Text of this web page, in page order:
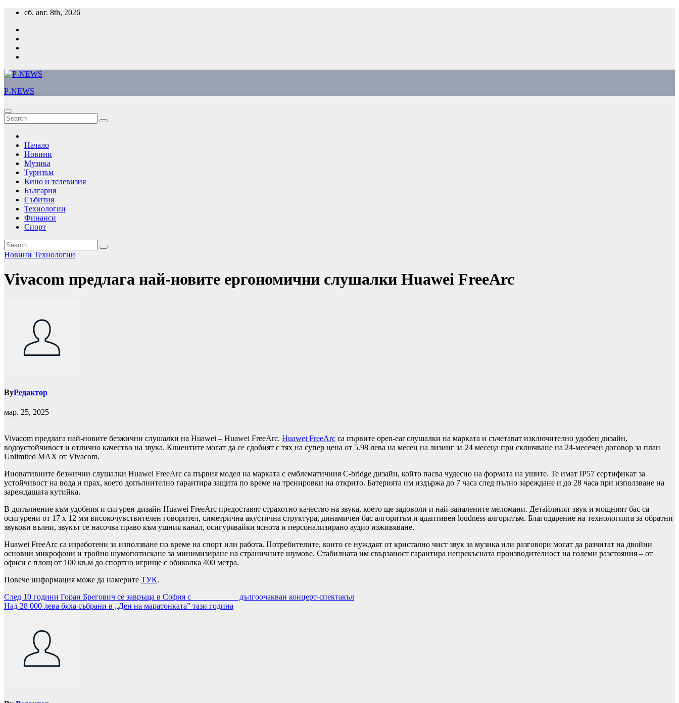
Skip
content
сб. авг. 8th, 2026
P-NEWS
Начало
Новини
Музика
Туризъм
Кино и телевизия
България
Събития
Технологии
Финанси
Спорт
Новини Технологии
Vivacom предлага най-новите ергономични слушалки Huawei FreeArc
ByРедактор
мар. 25, 2025
Vivacom предлага най-новите безжични слушалки на Huawei – Huawei FreeArc. Huawei FreeArc са първите open-ear слушалки на марката и съчетават изключително удобен дизайн,
водоустойчивост и отлично качество на звука. Клиентите могат да се сдобият с тях на супер цена от 5.98 лева на месец на лизинг за 24 месеца при сключване на 24-месечен договор за план
Unlimited MAX от Vivacom.
Иновативните безжични слушалки Huawei FreeArc са първия модел на марката с емблематичния C-bridge дизайн, който пасва чудесно на формата на ушите. Те имат IP57 сертификат за
устойчивост на вода и прах, което допълнително гарантира защита по време на тренировки на открито. Батерията им издържа до 7 часа след пълно зареждане и до 28 часа при използване на
зареждащата кутийка.
В допълнение към удобния и сигурен дизайн Huawei FreeArc предоставят страхотно качество на звука, което ще задоволи и най-запалените меломани. Детайлният звук и мощният бас са
осигурени от 17 x 12 мм високочувствителен говорител, симетрична акустична структура, динамичен бас алгоритъм и адаптивен loudness алгоритъм. Благодарение на технологията за обратни
звукови вълни, звукът се насочва право към ушния канал, осигурявайки яснота и персонализирано аудио изживяване.
Huawei FreeArc са изработени за използване по време на спорт или работа. Потребителите, които се нуждаят от кристално чист звук за музика или разговори могат да разчитат на двойни
основни микрофони и тройно шумопотискане за минимизиране на страничните шумове. Стабилната им свързаност гарантира непрекъсната производителност на големи разстояния – от
офиси с площ от 100 кв.м до спортно игрище с обиколка 400 метра.
Повече информация може да намерите ТУК.
Навигация
След 10 години Горан Брегович се завръща в София с дългоочакван концерт-спектакъл
Над 28 000 лева бяха събрани в „Ден на маратонката” тази година